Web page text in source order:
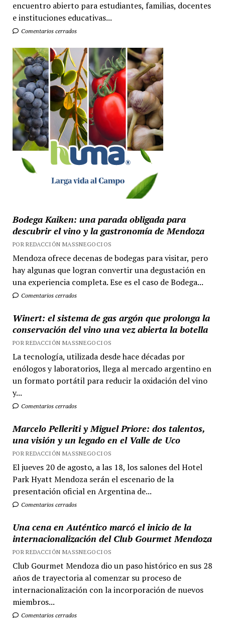
encuentro abierto para estudiantes, familias, docentes
e instituciones educativas...
Comentarios cerrados
Bodega Kaiken: una parada obligada para
descubrir el vino y la gastronomía de Mendoza
POR REDACCIÓN MASSNEGOCIOS
Mendoza ofrece decenas de bodegas para visitar, pero
hay algunas que logran convertir una degustación en
una experiencia completa. Ese es el caso de Bodega...
Comentarios cerrados
Winert: el sistema de gas argón que prolonga la
conservación del vino una vez abierta la botella
POR REDACCIÓN MASSNEGOCIOS
La tecnología, utilizada desde hace décadas por
enólogos y laboratorios, llega al mercado argentino en
un formato portátil para reducir la oxidación del vino
y...
Comentarios cerrados
Marcelo Pelleriti y Miguel Priore: dos talentos,
una visión y un legado en el Valle de Uco
POR REDACCIÓN MASSNEGOCIOS
El jueves 20 de agosto, a las 18, los salones del Hotel
Park Hyatt Mendoza serán el escenario de la
presentación oficial en Argentina de...
Comentarios cerrados
Una cena en Auténtico marcó el inicio de la
internacionalización del Club Gourmet Mendoza
POR REDACCIÓN MASSNEGOCIOS
Club Gourmet Mendoza dio un paso histórico en sus 28
años de trayectoria al comenzar su proceso de
internacionalización con la incorporación de nuevos
miembros...
Comentarios cerrados